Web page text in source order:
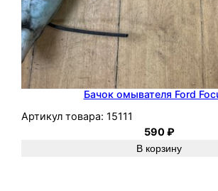
Бачок омывателя Ford
Артикул товара: 15111
590₽
В корзину